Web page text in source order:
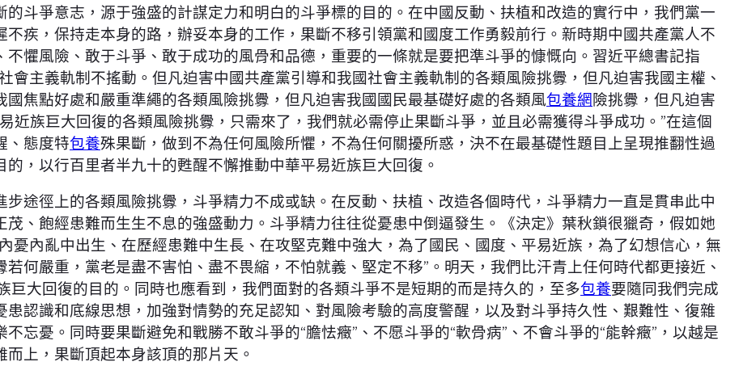
爭意志，源于強盛的計謀定力和明白的斗爭標的目的。在中國反動、扶植和改造的實行中，我們黨一
疾，保持走本身的路，辦妥本身的工作，果斷不移引領黨和國度工作勇毅前行。新時期中國共產黨人不
懼風險、敢于斗爭、敢于成功的風骨和品德，重要的一條就是要把準斗爭的慷慨向。習近平總書記指
會主義軌制不搖動。但凡迫害中國共產黨引導和我國社會主義軌制的各類風險挑釁，但凡迫害我國主權、
焦點好處和嚴重準繩的各類風險挑釁，但凡迫害我國國民最基礎好處的各類風包養網險挑釁，但凡迫害
近族巨大回復的各類風險挑釁，只需來了，我們就必需停止果斷斗爭，並且必需獲得斗爭成功。”在這個
、態度特包養殊果斷，做到不為任何風險所懼，不為任何關擾所惑，決不在最基礎性題目上呈現推翻性過
，以行百里者半九十的甦醒不懈推動中華平易近族巨大回復。
徑上的各類風險挑釁，斗爭精力不成或缺。在反動、扶植、改造各個時代，斗爭精力一直是貫串此中
、飽經患難而生生不息的強盛動力。斗爭精力往往從憂患中倒逼發生。《決定》葉秋鎖很獵奇，假如她
憂內亂中出生、在歷經患難中生長、在攻堅克難中強大，為了國民、國度、平易近族，為了幻想信心，無
若何嚴重，黨老是盡不害怕、盡不畏縮，不怕就義、堅定不移”。明天，我們比汗青上任何時代都更接近、
巨大回復的目的。同時也應看到，我們面對的各類斗爭不是短期的而是持久的，至多包養要隨同我們完成
認識和底線思想，加強對情勢的充足認知、對風險考驗的高度警醒，以及對斗爭持久性、艱難性、復雜
忘憂。同時要果斷避免和戰勝不敢斗爭的“膽怯癥”、不愿斗爭的“軟骨病”、不會斗爭的“能幹癥”，以越是
上，果斷頂起本身該頂的那片天。